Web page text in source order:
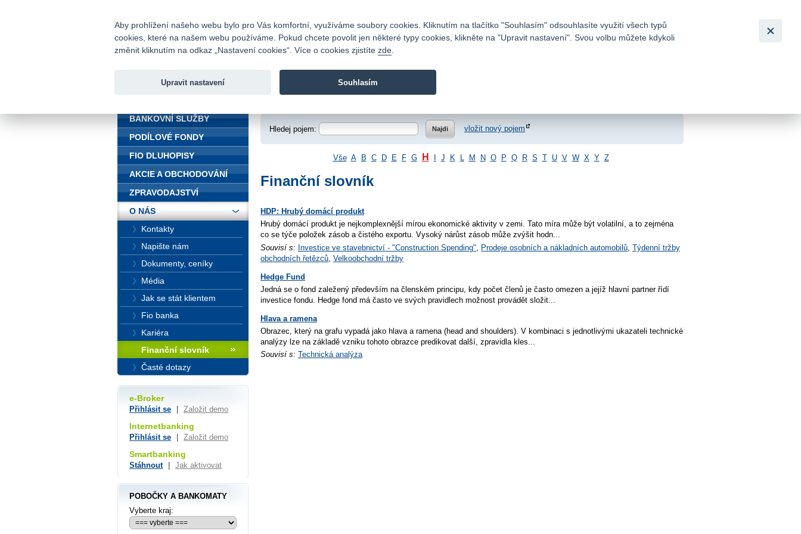
Fio banka
Fio banka je moderní česká banka. Poskytuje účty bez poplatků a
Hledej pojem: vložit nový pojem
Vše A B C D E F G H J K L M N O P Q R S T U V W X Y Z
Finanční slovník
HDP: Hrubý domácí produkt
Hrubý domácí produkt je nejkomplexnější mírou ekonomické aktivity v zemi. Tato míra může být volatilní, a to zejména
co se týče položek zásob a čistého exportu. Vysoký nárůst zásob může zvýšit hodn...
Souvisí s: Investice ve stavebnictví - "Construction Spending" Prodeje osobních a nákladních automobilů Týdenní tržby
obchodních řetězců Velkoobchodní tržby
Hedge Fund
Jedná se o fond zaležený především na členském principu, kdy počet členů je často omezen a jejíž hlavní partner řídí
investice fondu. Hedge fond má často ve svých pravidlech možnost provádět složit...
Hlava a ramena
Obrazec, který na grafu vypadá jako hlava a ramena (head and shoulders). V kombinaci s jednotlivými ukazateli technické
analýzy lze na základě vzniku tohoto obrazce predikovat další, zpravidla kles...
Souvisí s: Technická analýza
BANKOVNÍ SLUŽBY
PODÍLOVÉ FONDY
FIO DLUHOPISY
AKCIE A OBCHODOVÁNÍ
ZPRAVODAJSTVÍ
O NÁS
Kontakty
Napište nám
Dokumenty, ceníky
Média
Jak se stát klientem
Fio banka
Kariéra
Finanční slovník
Časté dotazy
e-Broker
Přihlásit se Založit demo
Internetbanking
Přihlásit se Založit demo
Smartbanking
Stáhnout Jak aktivovat
POBOČKY A BANKOMATY
Vyberte kraj:
Aby prohlížení našeho webu bylo pro Vás komfortní, využíváme soubory cookies. Kliknutím na tlačítko "Souhlasím" odsouhlasíte využití všech typů
cookies, které na našem webu používáme. Pokud chcete povolit jen některé typy cookies, klikněte na "Upravit nastavení". Svou volbu můžete kdykoli
změnit kliknutím na odkaz „Nastavení cookies“. Více o cookies zjistíte zde
Upravit nastavení Souhlasím